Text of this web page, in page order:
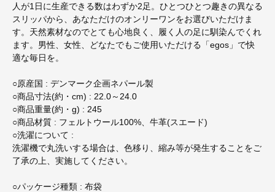
人が1日に生産できる数はわずか2足。ひとつひとつ趣きの異なる
スリッパから、あなただけのオンリーワンをお選びいただけま
す。天然素材なのでとても心地良く、履く人の足に馴染んでくれ
ます。男性、女性、どなたでもご使用いただける「egos」で快
適な毎日を。
○原産国 : デンマーク企画ネパール製
○商品寸法(約・cm) : 22.0～24.0
○商品重量(約・g) : 245
○商品材質 : フェルトウール100%、牛革(スエード)
○洗濯について :
洗濯機で丸洗いする場合は、色移り、縮み等が発生することをご
了承の上、実施してください。
○パッケージ種類 : 布袋